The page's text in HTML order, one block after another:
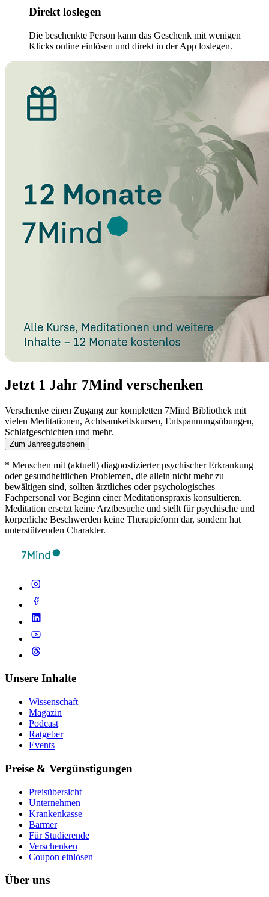
Direkt loslegen
Die beschenkte Person kann das Geschenk mit wenigen
Klicks online einlösen und direkt in der App loslegen.
Jetzt 1 Jahr 7Mind verschenken
Verschenke einen Zugang zur kompletten 7Mind Bibliothek mit
vielen Meditationen, Achtsamkeitskursen, Entspannungsübungen,
Schlafgeschichten und mehr.
Zum Jahresgutschein
* Menschen mit (aktuell) diagnostizierter psychischer Erkrankung
oder gesundheitlichen Problemen, die allein nicht mehr zu
bewältigen sind, sollten ärztliches oder psychologisches
Fachpersonal vor Beginn einer Meditationspraxis konsultieren.
Meditation ersetzt keine Arztbesuche und stellt für psychische und
körperliche Beschwerden keine Therapieform dar, sondern hat
unterstützenden Charakter.
Unsere Inhalte
Wissenschaft
Magazin
Podcast
Ratgeber
Events
Preise & Vergünstigungen
Preisübersicht
Unternehmen
Krankenkasse
Barmer
Für Studierende
Ver­schen­ken
Coupon einlösen
Über uns